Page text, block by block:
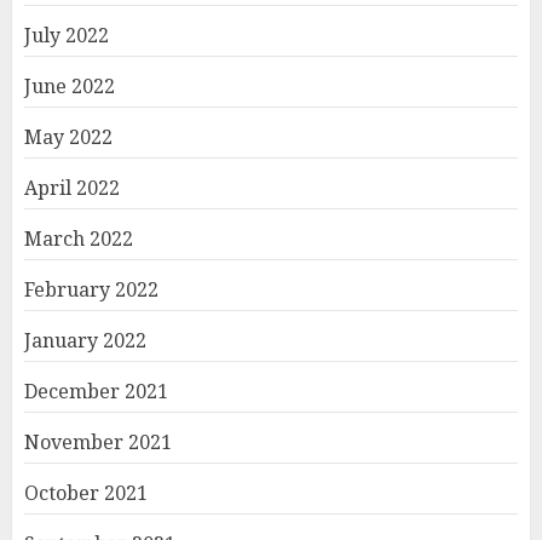
July 2022
June 2022
May 2022
April 2022
March 2022
February 2022
January 2022
December 2021
November 2021
October 2021